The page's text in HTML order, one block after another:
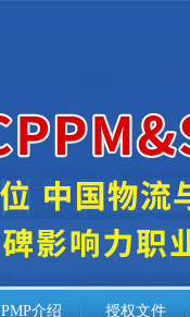
PMP介绍 授权文件